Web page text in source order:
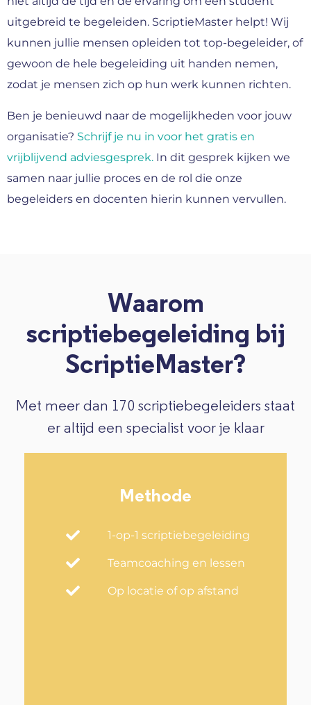
uitgebreid te begeleiden. ScriptieMaster helpt! Wij
kunnen jullie mensen opleiden tot top-begeleider, of
gewoon de hele begeleiding uit handen nemen,
zodat je mensen zich op hun werk kunnen richten.
Ben je benieuwd naar de mogelijkheden voor jouw
organisatie? Schrijf je nu in voor het gratis en
vrijblijvend adviesgesprek. In dit gesprek kijken we
samen naar jullie proces en de rol die onze
begeleiders en docenten hierin kunnen vervullen.
Waarom
scriptiebegeleiding bij
ScriptieMaster?
Met meer dan 170 scriptiebegeleiders staat
er altijd een specialist voor je klaar
Methode
1-op-1 scriptiebegeleiding
Teamcoaching en lessen
Op locatie of op afstand